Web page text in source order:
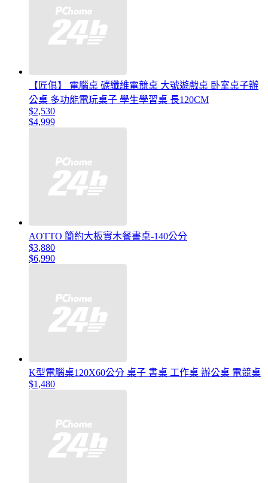
【匠俱】 電腦桌 碳纖維電競桌 大號遊戲桌 卧室桌子辦
公桌 多功能電玩桌子 學生學習桌 長120CM
$2,530
$4,999
AOTTO 簡約大板實木餐書桌-140公分
$3,880
$6,990
K型電腦桌120X60公分 桌子 書桌 工作桌 辦公桌 電競桌
$1,480